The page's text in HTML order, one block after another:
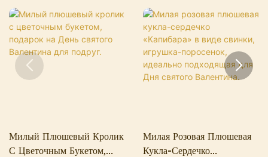
Милый Плюшевый Кролик
С Цветочным Букетом,
Милая Розовая Плюшевая
Кукла-Сердечко